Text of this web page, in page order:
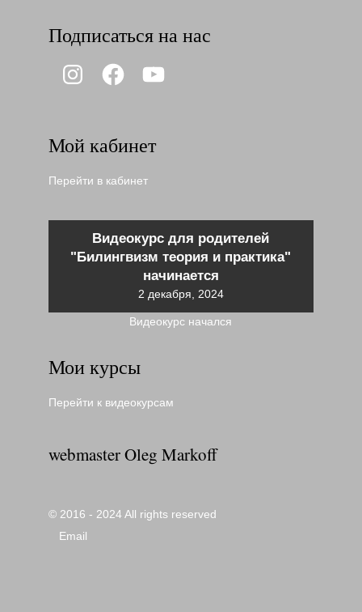
Подписаться на нас
InstagramFacebookYouTube
Мой кабинет
Перейти в кабинет
Видеокурс для родителей
"Билингвизм теория и практика"
начинается
2 декабря, 2024
Видеокурс начался
Мои курсы
Перейти к видеокурсам
webmaster Oleg Markoff
© 2016 - 2024 All rights reserved
Email